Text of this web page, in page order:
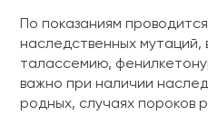
По показаниям
наследственных мутаций,
талассемию,
важно при наличии
родных, случаях пороков